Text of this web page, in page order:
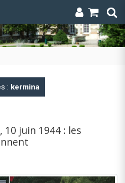
: kermina
10 juin 1944 : les